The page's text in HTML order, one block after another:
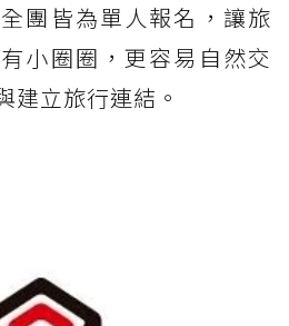
團皆為單人報名，讓旅
小圈圈，更容易自然交
建立旅行連結。